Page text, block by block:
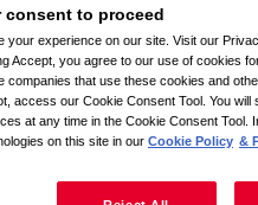
consent to proceed
experience on our site. Visit our
Accept, you agree to our use of cookies
companies that use these cookies and
access our Cookie Consent Tool. You will
at any time in the Cookie Consent Tool.
on this site in our Cookie Policy &